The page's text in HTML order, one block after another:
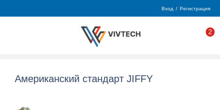
Вход / Регистрация
2
Американский стандарт JIFFY